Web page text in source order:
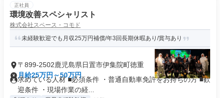
正社員
環境改善スペシャリスト
株式会社スペース・コモド
未経験歓迎でも月収25万円補償/年3回長期休暇あり/賞与あり
〒899-2502鹿児島県日置市伊集院町徳重
月給25万円～50万円
求めている人材 ■必須条件 ・普通自動車免許をお持ちの方 ■歓
迎条件 ・現場作業の経...